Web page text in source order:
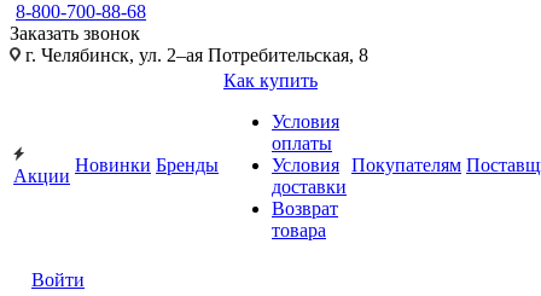
8-800-700-88-68
Заказать звонок
г. Челябинск, ул. 2–ая Потребительская, 8
Акции
Новинки Бренды
Как купить
Условия
оплаты
Условия
доставки
Возврат
товара
Покупателям
Войти